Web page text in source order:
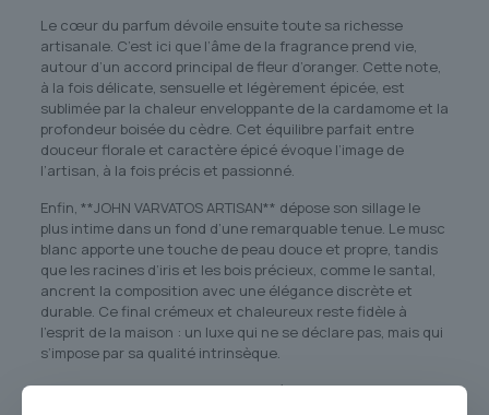
Le cœur du parfum dévoile ensuite toute sa richesse
artisanale. C’est ici que l’âme de la fragrance prend vie,
autour d’un accord principal de fleur d’oranger. Cette note,
à la fois délicate, sensuelle et légèrement épicée, est
sublimée par la chaleur enveloppante de la cardamome et la
profondeur boisée du cèdre. Cet équilibre parfait entre
douceur florale et caractère épicé évoque l’image de
l’artisan, à la fois précis et passionné.
Enfin, **JOHN VARVATOS ARTISAN** dépose son sillage le
plus intime dans un fond d’une remarquable tenue. Le musc
blanc apporte une touche de peau douce et propre, tandis
que les racines d’iris et les bois précieux, comme le santal,
ancrent la composition avec une élégance discrète et
durable. Ce final crémeux et chaleureux reste fidèle à
l’esprit de la maison : un luxe qui ne se déclare pas, mais qui
s’impose par sa qualité intrinsèque.
Au **Royaume du Parfum**, nous sélectionnons avec